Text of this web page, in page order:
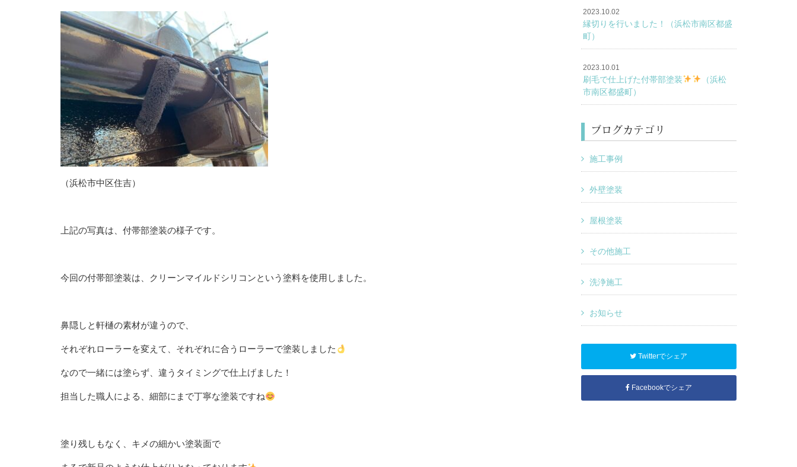
（浜松市中区住吉）
上記の写真は、付帯部塗装の様子です。
今回の付帯部塗装は、クリーンマイルドシリコンという塗料を使用しました。
鼻隠しと軒樋の素材が違うので、
それぞれローラーを変えて、それぞれに合うローラーで塗装しました
なので一緒には塗らず、違うタイミングで仕上げました！
担当した職人による、細部にまで丁寧な塗装ですね
塗り残しもなく、キメの細かい塗装面で
2023.10.02
縁切りを行いました！（浜松市南区都盛
町）
2023.10.01
刷毛で仕上げた付帯部塗装
（浜松
市南区都盛町）
ブログカテゴリ
施工事例
外壁塗装
屋根塗装
その他施工
洗浄施工
お知らせ
Twitterでシェア
Facebookでシェア